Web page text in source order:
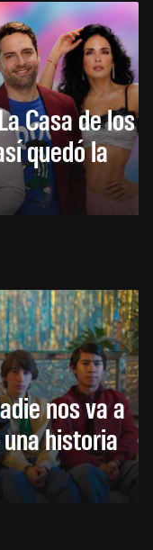
Casa de los
quedó la
nos va a
historia